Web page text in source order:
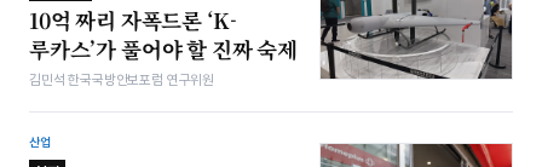
10억 짜리 자폭드론 ‘K-
루카스’가 풀어야 할 진짜 숙제
김민석 한국국방안보포럼 연구위원
산업